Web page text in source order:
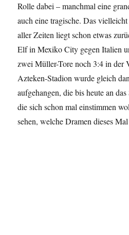
Rolle dabei – manchmal eine
auch eine tragische. Das
aller Zeiten liegt schon etwas
Elf in Mexiko City gegen Italien
zwei Müller-Tore noch 3:4 in der
Azteken-Stadion wurde gleich
aufgehangen, die bis heute an
die sich schon mal einstimmen
sehen, welche Dramen dieses